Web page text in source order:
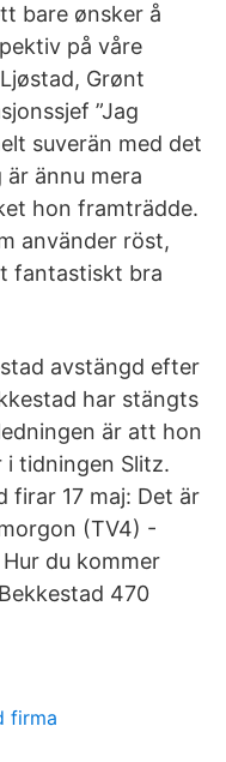
bare ønsker å
på våre
Grønt
”Jag
suverän med det
är ännu mera
hon framträdde.
använder röst,
fantastiskt bra
avstängd efter
har stängts
är att hon
i tidningen Slitz.
firar 17 maj: Det är
(TV4) -
du kommer
470
firma